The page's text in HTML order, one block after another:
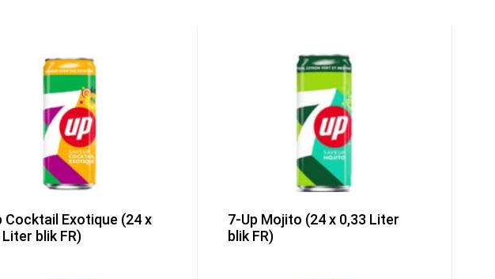
Cocktail Exotique (24 x
Liter blik FR)
7-Up Mojito (24 x 0,33 Liter
blik FR)